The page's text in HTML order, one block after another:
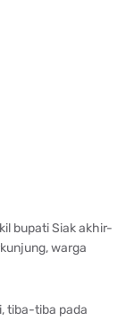
bupati Siak akhir-
warga
tiba-tiba pada